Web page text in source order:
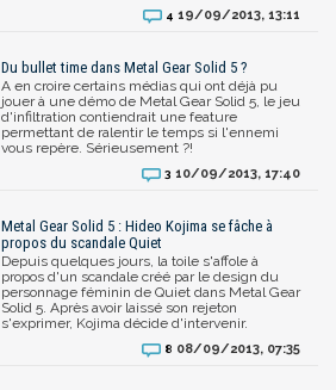
4 19/09/2013, 13:11
Du bullet time dans Metal Gear Solid 5 ?
A en croire certains médias qui ont déjà pu
jouer à une démo de Metal Gear Solid 5, le jeu
d'infiltration contiendrait une feature
permettant de ralentir le temps si l'ennemi
vous repère. Sérieusement ?!
3 10/09/2013, 17:40
Metal Gear Solid 5 : Hideo Kojima se fâche à
propos du scandale Quiet
Depuis quelques jours, la toile s'affole à
propos d'un scandale créé par le design du
personnage féminin de Quiet dans Metal Gear
Solid 5. Après avoir laissé son rejeton
s'exprimer, Kojima décide d'intervenir.
8 08/09/2013, 07:35